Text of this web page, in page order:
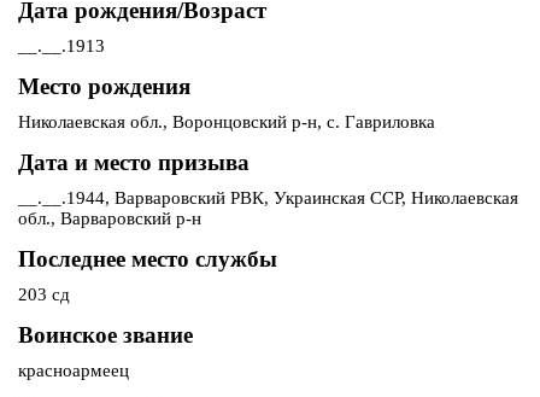
Дата рождения/Возраст
__.__.1913
Место рождения
Николаевская обл., Воронцовский р-н, с. Гавриловка
Дата и место призыва
__.__.1944, Варваровский РВК, Украинская ССР, Николаевская
обл., Варваровский р-н
Последнее место службы
203 сд
Воинское звание
красноармеец